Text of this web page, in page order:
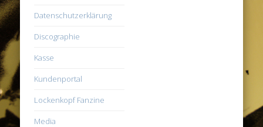
Datenschutzerklärung
Discographie
Kasse
Kundenportal
Lockenkopf Fanzine
Media